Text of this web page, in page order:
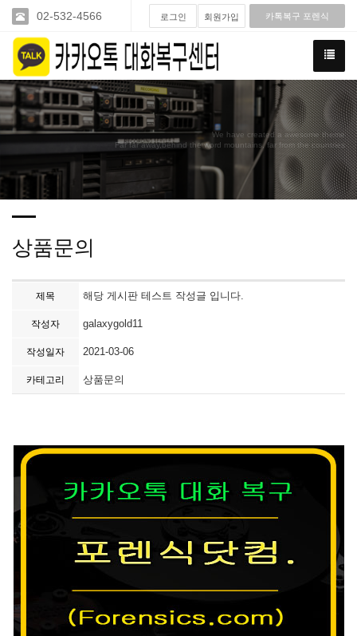
02-532-4566 로그인 회원가입 카톡복구 포렌식
We have created a awesome theme
Far far away,behind the word mountains, far from the countries
상품문의
제목 해당 게시판 테스트 작성글 입니다.
작성자 galaxygold11
작성일자 2021-03-06
카테고리 상품문의